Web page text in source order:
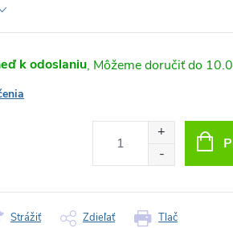
k odoslaniu
Tlač
Strážiť Zdieľať